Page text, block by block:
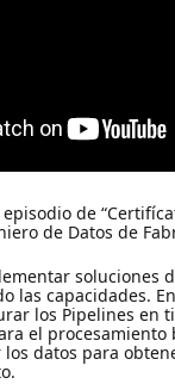
de
de Datos de
soluciones
las capacidades.
los Pipelines en
el procesamiento
los datos para